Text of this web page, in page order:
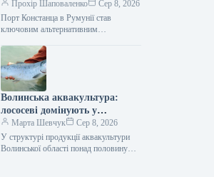
українських вантажів
Прохір Шаповаленко
Сер 8, 2026
Порт Констанца в Румунії став
ключовим альтернативним
агроекспорту. Розвиток цього
маршруту, розширення логістичних
потужностей та підтримка…
Волинська аквакультура:
лососеві домінують у
продукції
Марта Шевчук
Сер 8, 2026
У структурі продукції аквакультури
Волинської області понад половину